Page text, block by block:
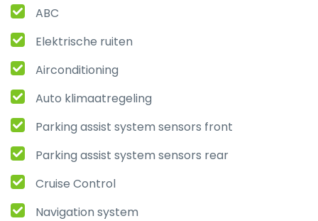
ABC
Elektrische ruiten
Airconditioning
Auto klimaatregeling
Parking assist system sensors front
Parking assist system sensors rear
Cruise Control
Navigation system